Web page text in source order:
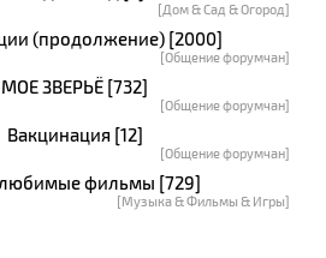
[Дом & Сад & Огород]
(продолжение) [2000]
[Общение форумчан]
МОЕ ЗВЕРЬЁ [732]
[Общение форумчан]
Вакцинация [12]
[Общение форумчан]
фильмы [729]
[Музыка & Фильмы & Игры]